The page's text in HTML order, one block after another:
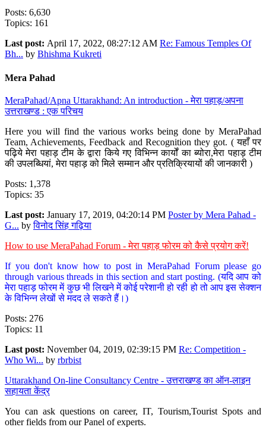
Posts: 6,630
Topics: 161
Last post: April 17, 2022, 08:27:12 AM Re: Famous Temples Of
Bh... by Bhishma Kukreti
Mera Pahad
MeraPahad/Apna Uttarakhand: An introduction - मेरा पहाड़/अपना
उत्तराखण्ड : एक परिचय
Here you will find the various works being done by MeraPahad
Team, Achievements, Feedback and Recognition they got. ( यहाँ पर
पढ़िये मेरा पहाड़ टीम के द्वारा किये गए विभिन्न कार्यों का ब्योरा,मेरा पहाड़ टीम
की उपलब्धियां, मेरा पहाड़ को मिले सम्मान और प्रतिक्रियायों की जानकारी )
Posts: 1,378
Topics: 35
Last post: January 17, 2019, 04:20:14 PM Poster by Mera Pahad -
G... byविनोद सिंह गढ़िया
How to use MeraPahad Forum - मेरा पहाड़ फोरम को कैसे प्रयोग करें!
If you don't know how to post in MeraPahad Forum please go
through various threads in this section and start posting. (यदि आप को
मेरा पहाड़ फोरम में कुछ भी लिखने में कोई परेशानी हो रही हो तो आप इस सेक्शन
के विभिन्न लेखों से मदद ले सकते हैं।)
Posts: 276
Topics: 11
Last post: November 04, 2019, 02:39:15 PM Re: Competition -
Who Wi... by rbrbist
Uttarakhand On-line Consultancy Centre - उत्तराखण्ड का ऑन-लाइन
सहायता केंद्र
You can ask questions on career, IT, Tourism,Tourist Spots and
other fields from our Panel of experts.